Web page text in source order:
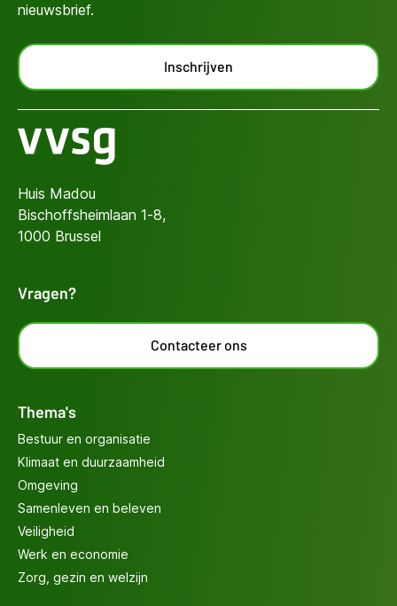
nieuwsbrief.
Inschrijven
Huis Madou
Bischoffsheimlaan 1-8,
1000 Brussel
Vragen?
Contacteer ons
Thema's
Bestuur en organisatie
Klimaat en duurzaamheid
Omgeving
Samenleven en beleven
Veiligheid
Werk en economie
Zorg, gezin en welzijn